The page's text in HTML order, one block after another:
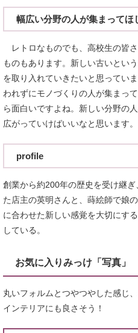
幅広い分野の人が集まって
レトロなものでも、高校生の皆
ものもあります。新しい古いとい
を取り入れていきたいと思ってい
われずにモノづくりの人が集まっ
ら面白いですよね。新しい分野の
広がっていけばいいなと思います。
profile
創業から約200年の歴史を受け継
た店主の英明さんと、蒔絵師で娘
に合わせた新しい感覚を大切にす
している。
お気に入りみっけ「写真」
丸いフォルムとつやつやした感じ
インテリアにも良さそう！